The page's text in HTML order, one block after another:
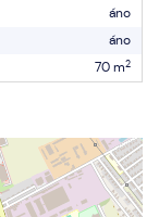
áno
áno
70 m2